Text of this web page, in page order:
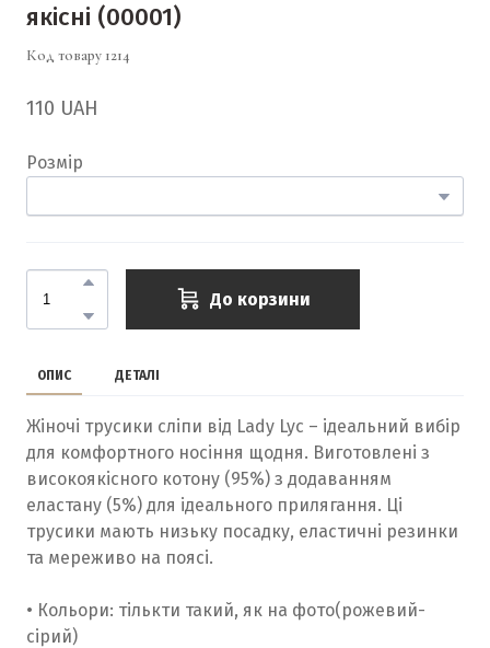
якісні (00001)
Код товару 1214
110 UAH
Розмір
До корзини
ОПИС ДЕТАЛІ
Жіночі трусики сліпи від Lady Lyc – ідеальний вибір
для комфортного носіння щодня. Виготовлені з
високоякісного котону (95%) з додаванням
еластану (5%) для ідеального прилягання. Ці
трусики мають низьку посадку, еластичні резинки
та мереживо на поясі.
• Кольори: тількти такий, як на фото(рожевий-
сірий)